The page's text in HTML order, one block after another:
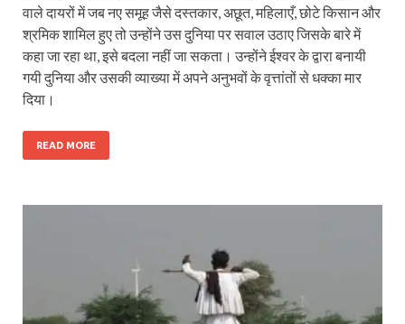
वाले दायरों में जब नए समूह जैसे दस्तकार, अछूत, महिलाएँ, छोटे किसान और
श्रमिक शामिल हुए तो उन्होंने उस दुनिया पर सवाल उठाए जिसके बारे में
कहा जा रहा था, इसे बदला नहीं जा सकता। उन्होंने ईश्वर के द्वारा बनायी
गयी दुनिया और उसकी व्याख्या में अपने अनुभवों के वृत्तांतों से धक्का मार
दिया।
READ MORE